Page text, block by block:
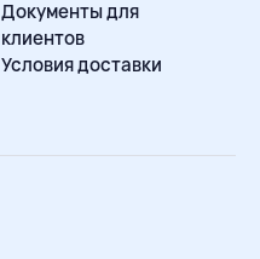
Документы для
клиентов
Условия доставки